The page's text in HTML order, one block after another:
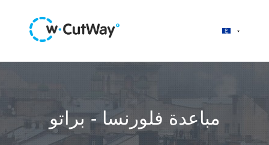
مباعدة فلورنسا - براتو